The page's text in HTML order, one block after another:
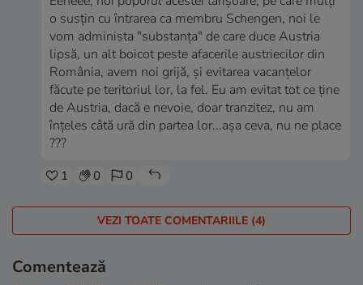
o susțin cu întrarea ca membru Schengen, noi le
vom administa "substanța" de care duce Austria
lipsă, un alt boicot peste afacerile austriecilor din
România, avem noi grijă, și evitarea vacanțelor
făcute pe teritoriul lor, la fel. Eu am evitat tot ce ține
de Austria, dacă e nevoie, doar tranzitez, nu am
înțeles câtă ură din partea lor...așa ceva, nu ne place
???
1 0 0
VEZI TOATE COMENTARIILE (4)
Comentează